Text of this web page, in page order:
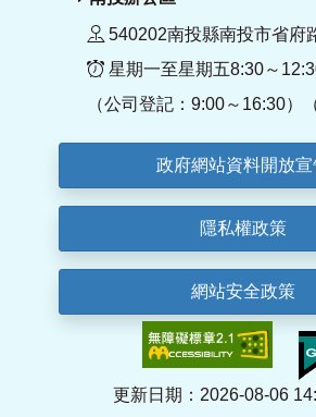
540202南投縣南投市省府
星期一至星期五8:30～
（公司登記：9:00～16:30）
政府網站資料開放宣
隱私權政策
網站安全政策
更新日期：2026-08-06